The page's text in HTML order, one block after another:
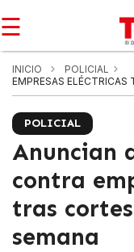
☰
INICIO POLICIAL
EMPRESAS ELÉCTRICAS
POLICIAL
Anuncian
contra
tras
semana